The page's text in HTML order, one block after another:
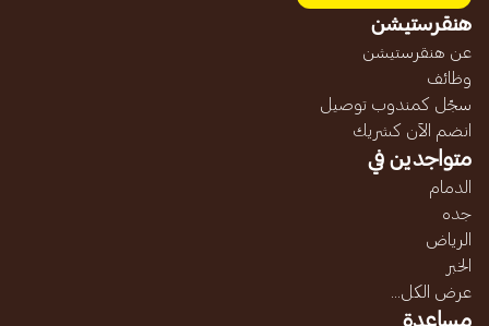
هنقرستيشن
عن هنقرستيشن
وظائف
سجّل كمندوب توصيل
انضم الآن كشريك
متواجدين في
الدمام
جده
الرياض
الخبر
عرض الكل...
مساعدة